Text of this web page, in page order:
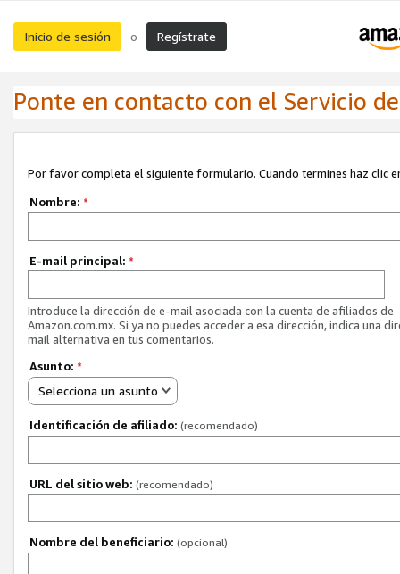
Inicio de sesión o Regístrate
Ponte en contacto con el Servicio
Por favor completa el siguiente formulario. Cuando termines haz clic
Nombre: *
E-mail principal: *
Introduce la dirección de e-mail asociada con la cuenta de afiliados de
Amazon.com.mx. Si ya no puedes acceder a esa dirección, indica una
mail alternativa en tus comentarios.
Asunto: *
Selecciona un asunto
Identificación de afiliado: (recomendado)
URL del sitio web: (recomendado)
Nombre del beneficiario: (opcional)